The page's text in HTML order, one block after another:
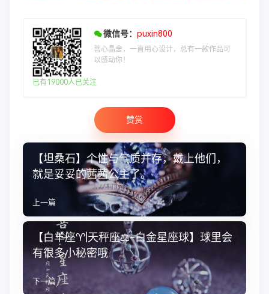
微信号： puxin800
菩心晶舍，一直用心设计，总有一款作品可
以感动你！
已有19000人已关注
赞赏
【坦桑石】个性与气质并存，戴上他们，
就是妥妥的茜茜公主了。 ​​​​
上一篇
【白羊座♈️|天秤座⚖️-白金星座球】球里会
有很多小秘密哦
下一篇